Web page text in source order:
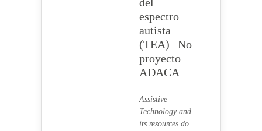
espectro
autista
(TEA) No
proyecto
ADACA
Assistive
Technology and
its resources do